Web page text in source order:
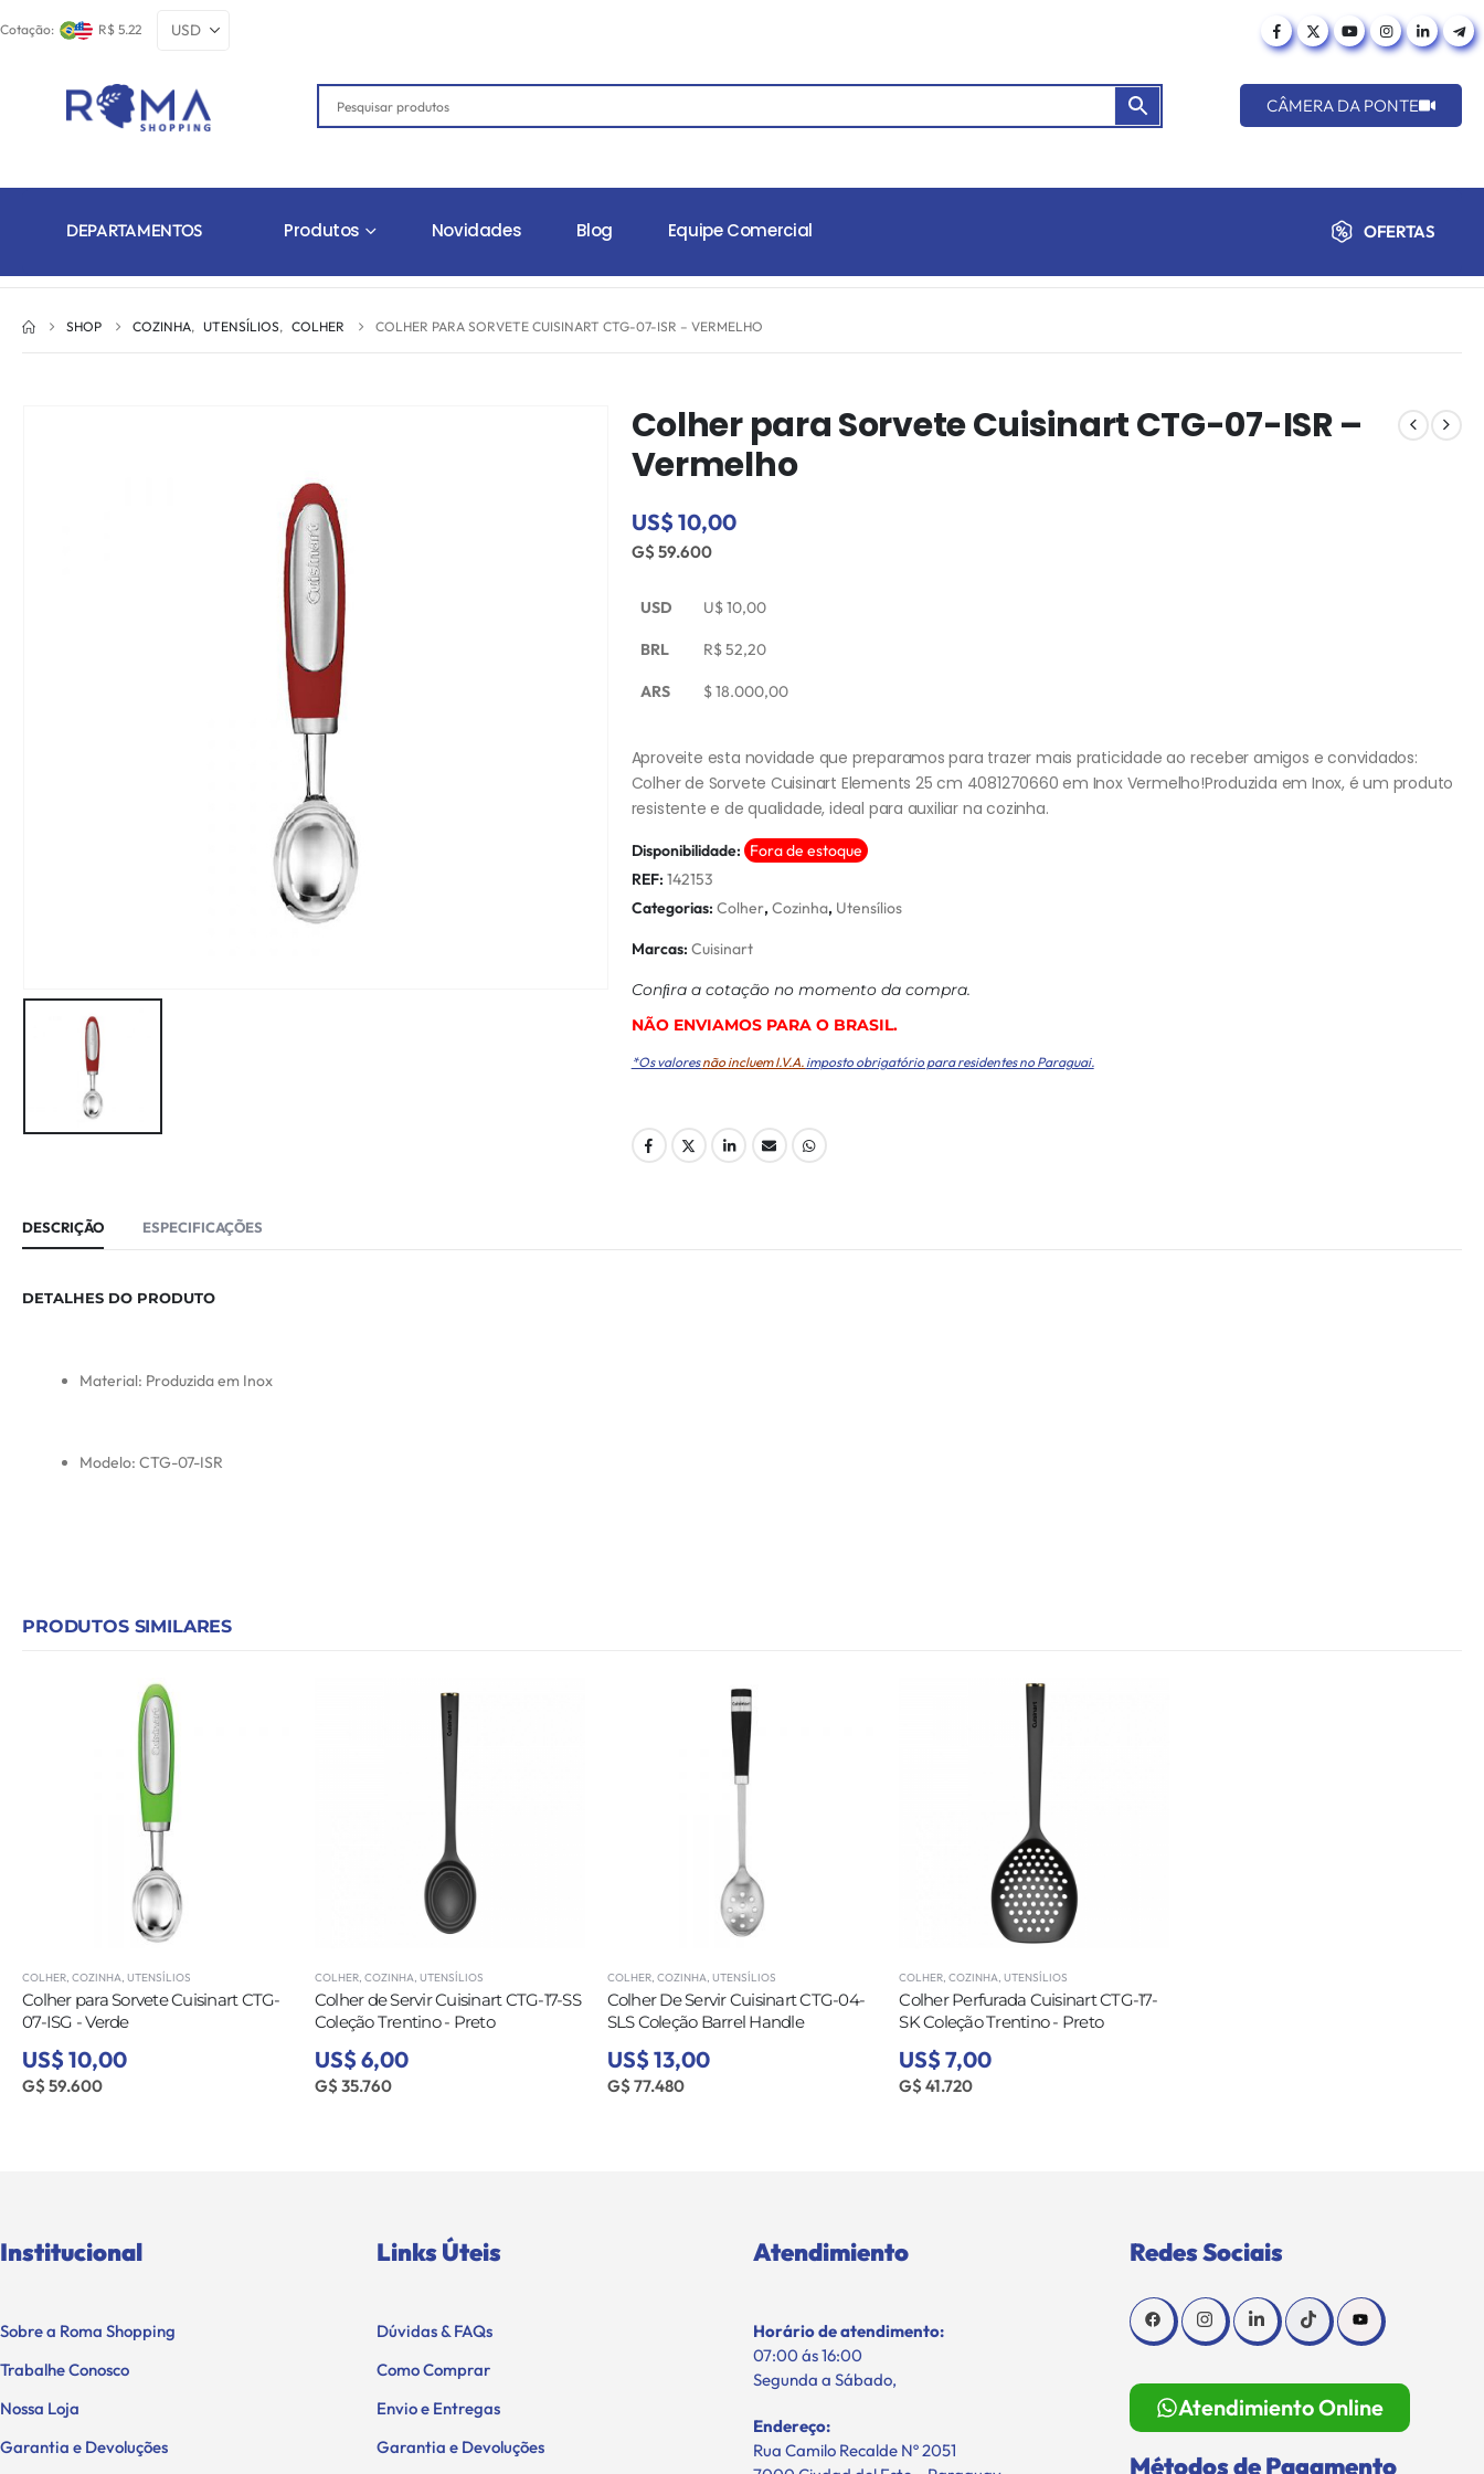
Cotação: R$ 5.22
CÂMERA DA PONTE
DEPARTAMENTOS Produtos Novidades Blog Equipe Comercial OFERTAS
SHOP COZINHA, UTENSÍLIOS, COLHER COLHER PARA SORVETE CUISINART CTG-07-ISR – VERMELHO
Colher para Sorvete Cuisinart CTG-07-ISR –
Vermelho
US$ 10,00
G$ 59.600
USD U$10,00
BRL R$52,20
ARS $18.000,00
Aproveite esta novidade que preparamos para trazer mais praticidade ao receber amigos e convidados:
Colher de Sorvete Cuisinart Elements 25 cm 4081270660 em Inox Vermelho!Produzida em Inox, é um produto
resistente e de qualidade, ideal para auxiliar na cozinha.
Disponibilidade: Fora de estoque
REF: 142153
Categorias: Colher,Cozinha, Utensílios
Marcas: Cuisinart
Conﬁra a cotação no momento da compra.
NÃO ENVIAMOS PARA O BRASIL.
*Os valoresnão incluem I.V.A. imposto obrigatório para residentes no Paraguai.
DESCRIÇÃO ESPECIFICAÇÕES
DETALHES DO PRODUTO
Material: Produzida em Inox
Modelo: CTG-07-ISR
PRODUTOS SIMILARES
COLHER, COZINHA, UTENSÍLIOS
Colher para Sorvete Cuisinart CTG-
07-ISG - Verde
US$ 10,00
G$ 59.600
COLHER, COZINHA, UTENSÍLIOS
Colher de Servir Cuisinart CTG-17-SS
Coleção Trentino - Preto
US$ 6,00
G$ 35.760
COLHER, COZINHA, UTENSÍLIOS
Colher De Servir Cuisinart CTG-04-
SLS Coleção Barrel Handle
US$ 13,00
G$ 77.480
COLHER,COZINHA,UTENSÍLIOS
Colher Perfurada Cuisinart CTG-17-
SK Coleção Trentino - Preto
US$ 7,00
G$ 41.720
Institucional
Sobre a Roma Shopping
Trabalhe Conosco
Nossa Loja
Garantia e Devoluções
Links Úteis
Dúvidas & FAQs
Como Comprar
Envio e Entregas
Garantia e Devoluções
Atendimiento
Horário de atendimento:
07:00 ás 16:00
Segunda a Sábado,
Endereço:
Rua Camilo Recalde Nº 2051
Redes Sociais
Atendimiento Online
Métodos de Pagamento